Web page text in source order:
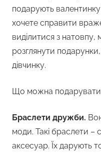
подарують
хочете справити
виділитися з
розглянути
дівчинку.
Що можна подарувати
Браслети дружби.
моди. Такі браслети –
аксесуар. Їх дарують